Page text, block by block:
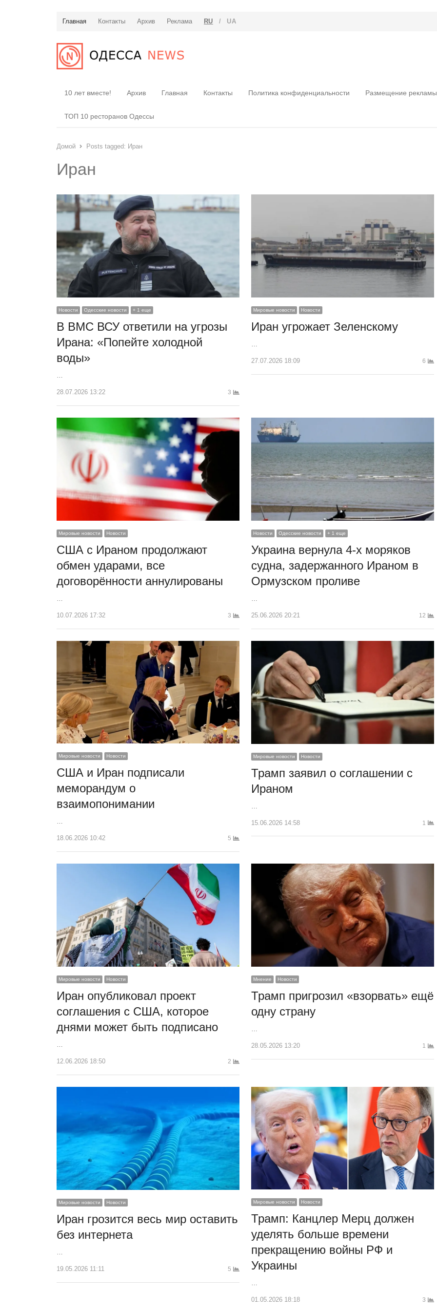
Главная Контакты Архив Реклама RU / UA
10 лет вместе! Архив Главная Контакты Политика конфиденциальности Размещение рекламы
ТОП 10 ресторанов Одессы
Домой Posts tagged: Иран
Иран
Новости Одесские новости + 1 еще
В ВМС ВСУ ответили на угрозы
Ирана: «Попейте холодной
воды»
28.07.2026 13:22 3
Мировые новости Новости
Иран угрожает Зеленскому
27.07.2026 18:09 6
Мировые новости Новости
США с Ираном продолжают
обмен ударами, все
договорённости аннулированы
10.07.2026 17:32 3
Новости Одесские новости + 1 еще
Украина вернула 4-х моряков
судна, задержанного Ираном в
Ормузском проливе
25.06.2026 20:21 12
Мировые новости Новости
США и Иран подписали
меморандум о
взаимопонимании
…
18.06.2026 10:42 5
Мировые новости Новости
Трамп заявил о соглашении с
Ираном
15.06.2026 14:58 1
Мировые новости Новости
Иран опубликовал проект
соглашения с США, которое
днями может быть подписано
…
12.06.2026 18:50 2
Мнение Новости
Трамп пригрозил «взорвать» ещё
одну страну
28.05.2026 13:20 1
Мировые новости Новости
Иран грозится весь мир оставить
без интернета
19.05.2026 11:11 5
Мировые новости Новости
Трамп: Канцлер Мерц должен
уделять больше времени
прекращению войны РФ и
Украины
…
01.05.2026 18:18 3